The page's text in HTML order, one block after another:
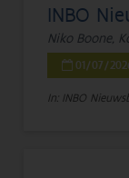
INBO
Niko Boone,
01/07/
In: INBO